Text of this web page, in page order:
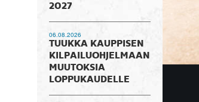
2027
06.08.2026
TUUKKA KAUPPISEN
KILPAILUOHJELMAAN
MUUTOKSIA
LOPPUKAUDELLE